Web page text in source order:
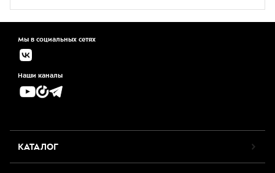
Мы в социальных сетях
Наши каналы
КАТАЛОГ